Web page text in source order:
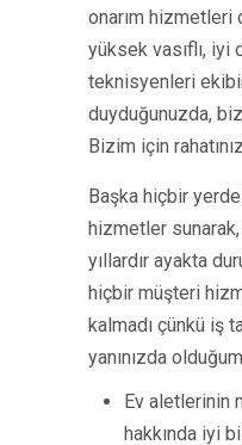
onarım hizmetleri
yüksek vasıflı, iyi
teknisyenleri
duyduğunuzda,
Bizim için
Başka hiçbir
hizmetler
yıllardır ayakta
hiçbir müşteri
kalmadı çünkü iş
yanınızda
Ev aletlerinin
hakkında iyi